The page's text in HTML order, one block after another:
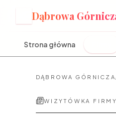
Dąbrowa
Strona główna
DĄBROWA GÓRNICZA
WIZYTÓWKA FIRMY